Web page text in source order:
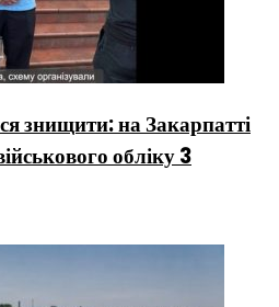
знищити: на Закарпатті
обліку 3